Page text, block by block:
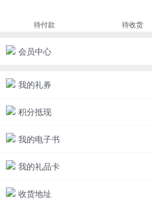
待付款 待收货
会员中心
我的礼券
积分抵现
我的电子书
我的礼品卡
收货地址